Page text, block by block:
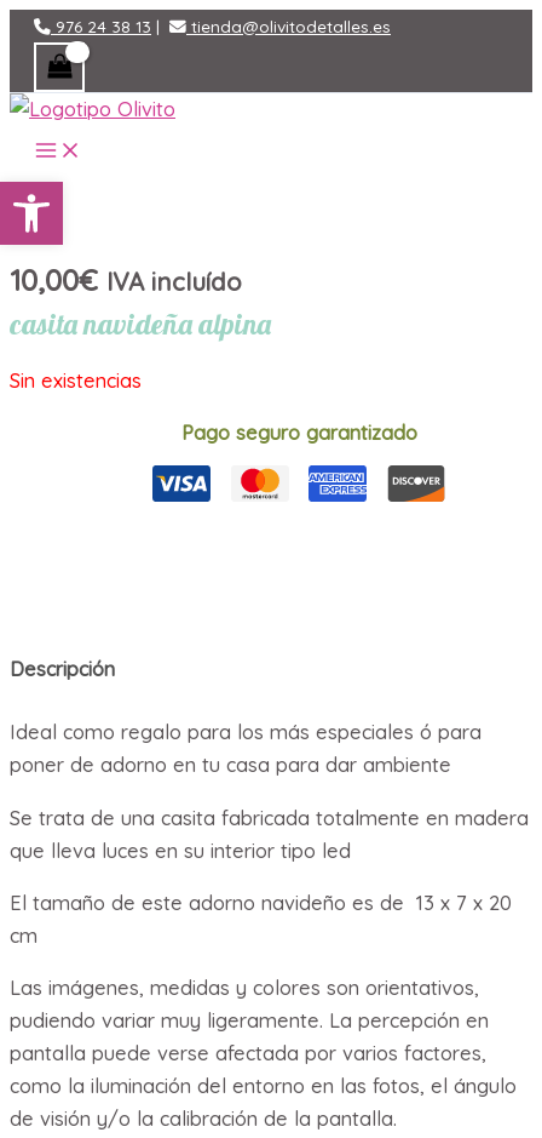
contenido
976 24 38 13 | tienda@olivitodetalles.es
MAIN
MENU
10,00€ IVA incluído
casita navideña alpina
Sin existencias
Pago seguro garantizado
Descripción
Ideal como regalo para los más especiales ó para
poner de adorno en tu casa para dar ambiente
Se trata de una casita fabricada totalmente en madera
que lleva luces en su interior tipo led
El tamaño de este adorno navideño es de 13 x 7 x 20
cm
Las imágenes, medidas y colores son orientativos,
pudiendo variar muy ligeramente. La percepción en
pantalla puede verse afectada por varios factores,
como la iluminación del entorno en las fotos, el ángulo
de visión y/o la calibración de la pantalla.
Abrir barra de herramientas